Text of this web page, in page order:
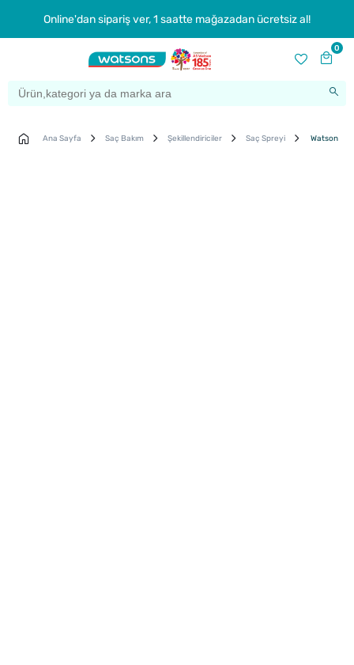
Online'dan sipariş ver, 1 saatte mağazadan ücretsiz al!
0
Ana Sayfa Saç Bakım Şekillendiriciler Saç Spreyi Watsons